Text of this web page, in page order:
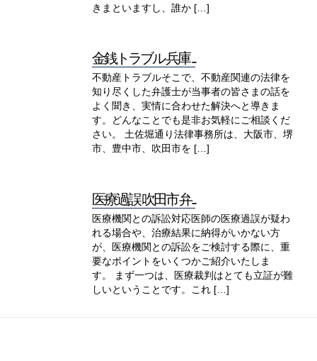
きまといますし、誰か […]
金銭トラブル 兵庫 ...
不動産トラブルそこで、不動産関連の法律を
知り尽くした弁護士が当事者の皆さまの話を
よく聞き、実情に合わせた解決へと導きま
す。どんなことでも是非お気軽にご相談くだ
さい。 土佐堀通り法律事務所は、大阪市、堺
市、豊中市、吹田市を […]
医療過誤 吹田市 弁...
医療機関との訴訟対応医師の医療過誤が疑わ
れる場合や、治療結果に納得がいかない方
が、医療機関との訴訟をご検討する際に、重
要なポイントをいくつかご紹介いたしま
す。 まず一つは、医療裁判はとても立証が難
しいということです。これ […]